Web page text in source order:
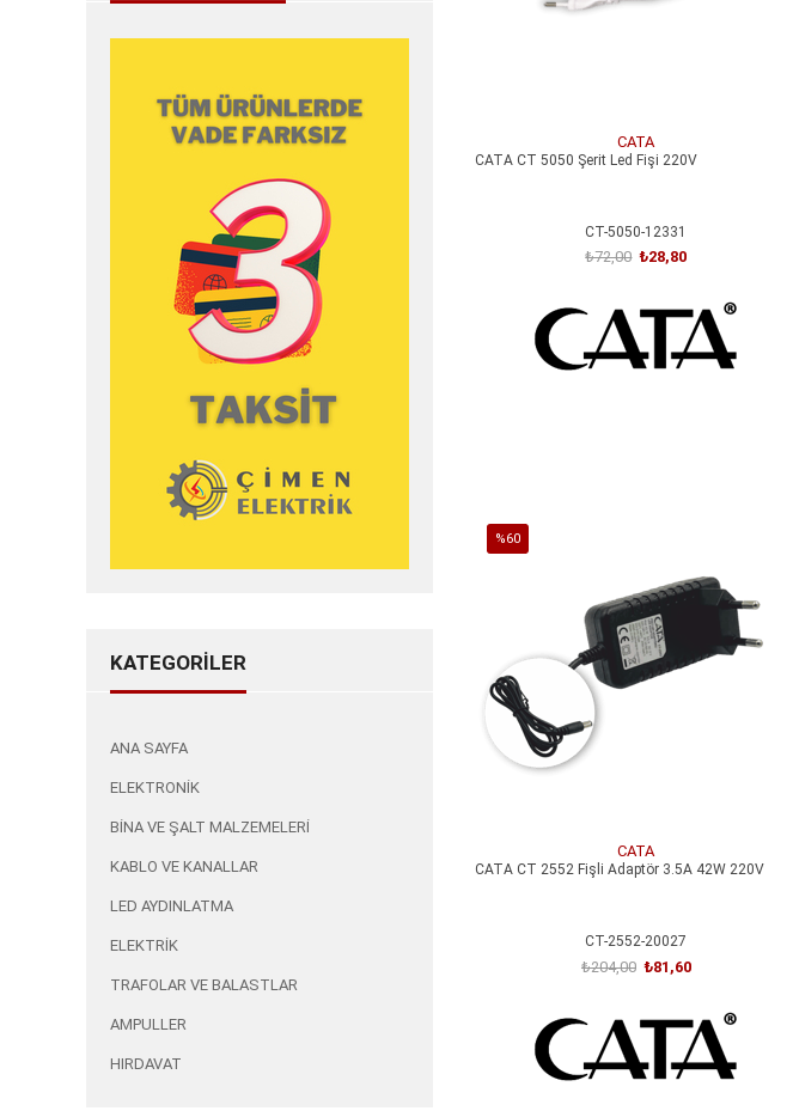
KATEGORİLER
ANA SAYFA
ELEKTRONİK
BİNA VE ŞALT MALZEMELERİ
KABLO VE KANALLAR
LED AYDINLATMA
ELEKTRİK
TRAFOLAR VE BALASTLAR
AMPULLER
HIRDAVAT
CATA
CATA CT 5050 Şerit Led Fişi 220V
CT-5050-12331
₺28,80
₺72,00
%60
CATA
CATA CT 2552 Fişli Adaptör 3.5A 42W 220V
CT-2552-20027
₺81,60
₺204,00